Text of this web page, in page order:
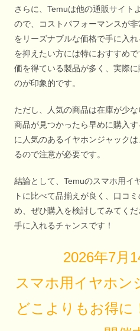
さらに、Temuは他の通販サイト
ので、コストパフォーマンスが
をリーズナブルな価格で手に入
を抑えたい方には特におすすめ
価を得ている製品が多く、実際
のが印象的です。
ただし、人気の商品は在庫が少
商品が見つかったら早めに購入
に人気のあるイヤホンジャック
るので注意が必要です。
結論として、Temuのスマホ用イ
トに比べて品揃えが良く、口コ
め、ぜひ購入を検討してみてく
手に入れるチャンスです！
2026年7月
スマホ用イヤホン
どこよりもお得に